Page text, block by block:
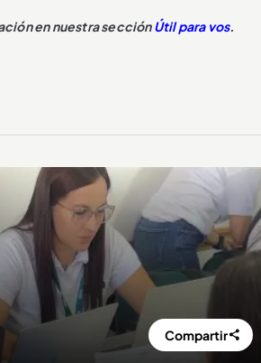
en nuestra secciónÚtil para vos.
Compartir